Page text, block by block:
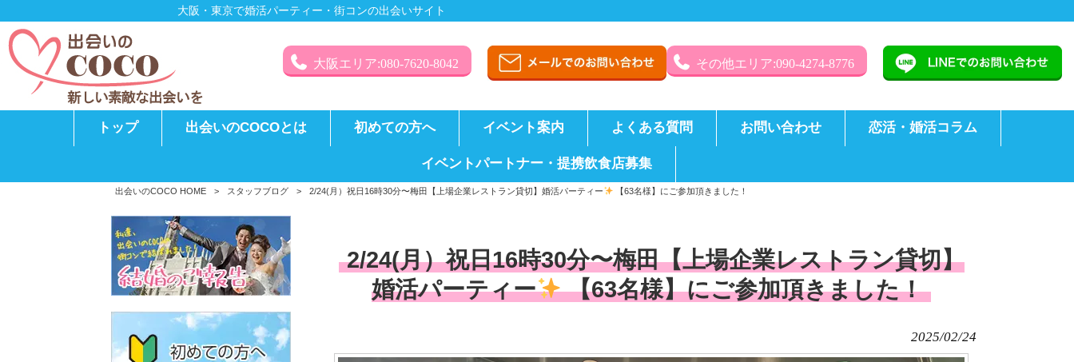
大阪・東京で婚活パーティー・街コンの出会いサイト
大阪エリア:080-7620-8042 その他エリア:090-4274-8776
トップ 出会いのCOCOとは 初めての方へ イベント案内 よくある質問 お問い合わせ 恋活・婚活コラム
イベントパートナー・提携飲食店募集
出会いのCOCO HOME > スタッフブログ > 2/24(月）祝日16時30分〜梅田【上場企業レストラン貸切】婚活パーティー 【63名様】にご参加頂きました！
2/24(月）祝日16時30分〜梅田【上場企業レストラン貸切】
婚活パーティー
【63名様】にご参加頂きました！
2025/02/24